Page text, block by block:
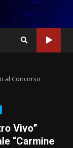
al Concorso
Vivo”
“Carmine